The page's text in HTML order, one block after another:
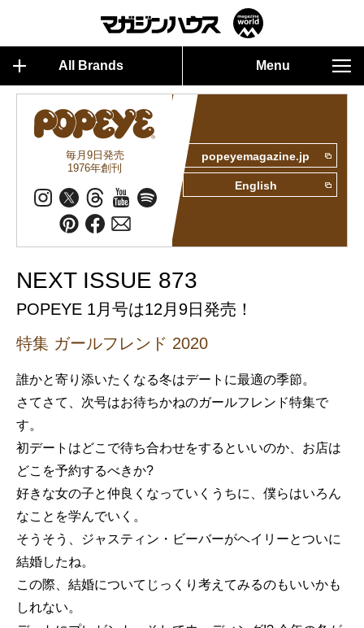
All Brands Menu
毎月9日発売
1976年創刊
popeyemagazine.jp
English
NEXT ISSUE 873
POPEYE 1月号は12月9日発売！
特集 ガールフレンド 2020
誰かと寄り添いたくなる冬はデートに最適の季節。
さてさて、次号はお待ちかねのガールフレンド特集で
す。
初デートはどこで待ち合わせをするといいのか、お店は
どこを予約するべきか?
好きな女の子と仲良くなっていくうちに、僕らはいろん
なことを学んでいく。
そうそう、ジャスティン・ビーバーがヘイリーとついに
結婚したね。
この際、結婚についてじっくり考えてみるのもいいかも
しれない。